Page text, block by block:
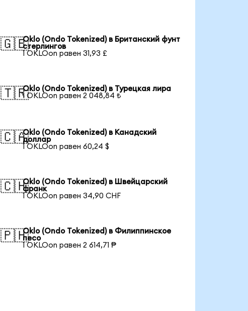
🇬🇧Oklo (Ondo Tokenized) в Британский фунт
стерлингов
1 OKLOon равен 31,93 £
🇹🇷Oklo (Ondo Tokenized) в Турецкая лира
1 OKLOon равен 2 048,84 ₺
🇨🇦Oklo (Ondo Tokenized) в Канадский
доллар
1 OKLOon равен 60,24 $
🇨🇭Oklo (Ondo Tokenized) в Швейцарский
франк
1 OKLOon равен 34,90 CHF
🇵🇭Oklo (Ondo Tokenized) в Филиппинское
песо
1 OKLOon равен 2 614,71 ₱